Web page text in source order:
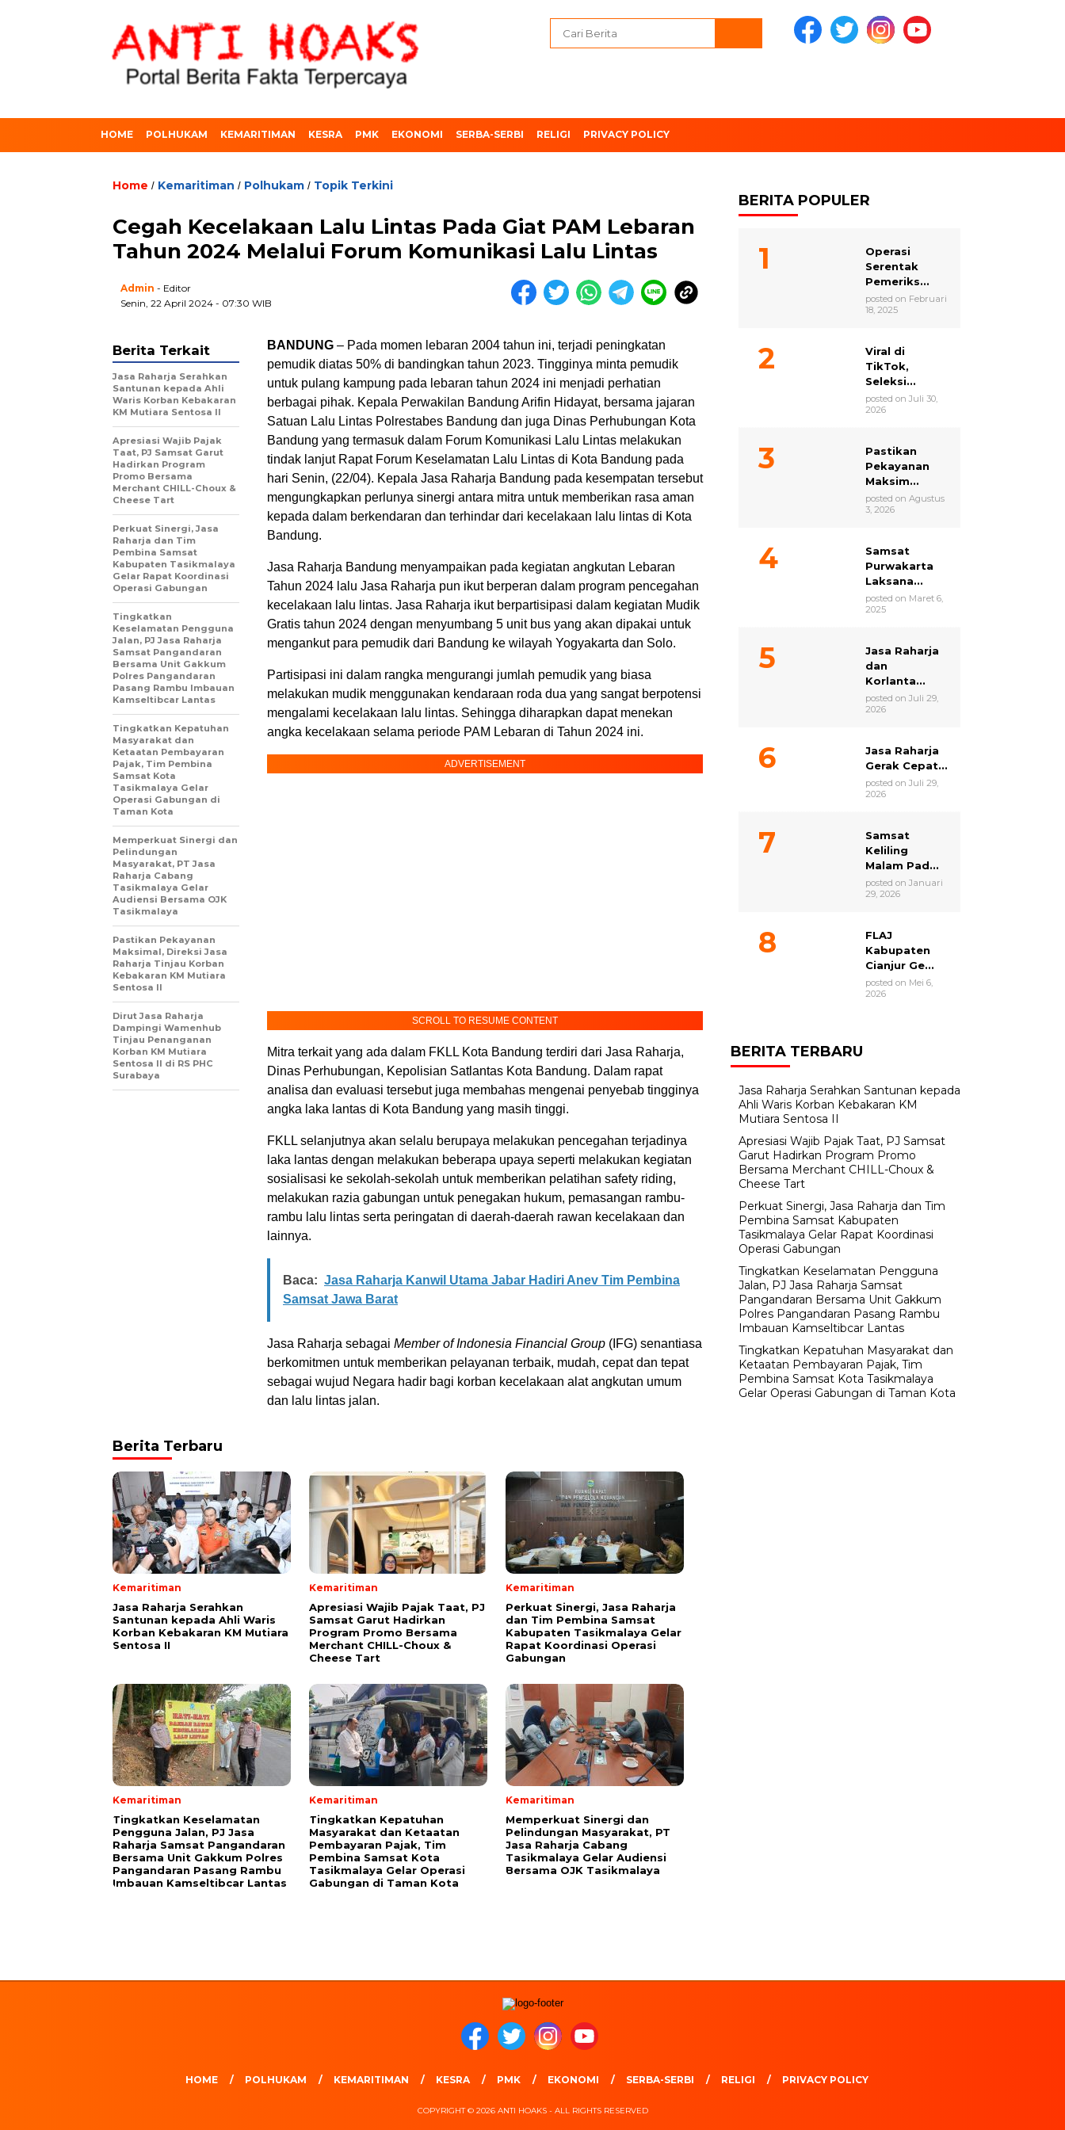
HOME POLHUKAM KEMARITIMAN KESRA PMK EKONOMI SERBA-SERBI RELIGI PRIVACY POLICY
Home / Kemaritiman / Polhukam / Topik Terkini
Cegah Kecelakaan Lalu Lintas Pada Giat PAM Lebaran
Tahun 2024 Melalui Forum Komunikasi Lalu Lintas
Admin - Editor
Senin, 22 April 2024 - 07:30 WIB
BANDUNG – Pada momen lebaran 2004 tahun ini, terjadi peningkatan
pemudik diatas 50% di bandingkan tahun 2023. Tingginya minta pemudik
untuk pulang kampung pada lebaran tahun 2024 ini menjadi perhatian
berbagai pihak. Kepala Perwakilan Bandung Arifin Hidayat, bersama jajaran
Satuan Lalu Lintas Polrestabes Bandung dan juga Dinas Perhubungan Kota
Bandung yang termasuk dalam Forum Komunikasi Lalu Lintas melakukan
tindak lanjut Rapat Forum Keselamatan Lalu Lintas di Kota Bandung pada
hari Senin, (22/04). Kepala Jasa Raharja Bandung pada kesempatan tersebut
mengungkapkan perlunya sinergi antara mitra untuk memberikan rasa aman
kepada dalam berkendaran dan terhindar dari kecelakaan lalu lintas di Kota
Bandung.
Jasa Raharja Bandung menyampaikan pada kegiatan angkutan Lebaran
Tahun 2024 lalu Jasa Raharja pun ikut berperan dalam program pencegahan
kecelakaan lalu lintas. Jasa Raharja ikut berpartisipasi dalam kegiatan Mudik
Gratis tahun 2024 dengan menyumbang 5 unit bus yang akan dipakai untuk
mengankut para pemudik dari Bandung ke wilayah Yogyakarta dan Solo.
Partisipasi ini dalam rangka mengurangi jumlah pemudik yang biasa
melakukan mudik menggunakan kendaraan roda dua yang sangat berpotensi
mengalami kecelakaan lalu lintas. Sehingga diharapkan dapat menekan
angka kecelakaan selama periode PAM Lebaran di Tahun 2024 ini.
ADVERTISEMENT
SCROLL TO RESUME CONTENT
Mitra terkait yang ada dalam FKLL Kota Bandung terdiri dari Jasa Raharja,
Dinas Perhubungan, Kepolisian Satlantas Kota Bandung. Dalam rapat
analisa dan evaluasi tersebut juga membahas mengenai penyebab tingginya
angka laka lantas di Kota Bandung yang masih tinggi.
FKLL selanjutnya akan selalu berupaya melakukan pencegahan terjadinya
laka lantas dengan melakukan beberapa upaya seperti melakukan kegiatan
sosialisasi ke sekolah-sekolah untuk memberikan pelatihan safety riding,
melakukan razia gabungan untuk penegakan hukum, pemasangan rambu-
rambu lalu lintas serta peringatan di daerah-daerah rawan kecelakaan dan
lainnya.
Baca: Jasa Raharja Kanwil Utama Jabar Hadiri Anev Tim Pembina
Samsat Jawa Barat
Jasa Raharja sebagai Member of Indonesia Financial Group (IFG) senantiasa
berkomitmen untuk memberikan pelayanan terbaik, mudah, cepat dan tepat
sebagai wujud Negara hadir bagi korban kecelakaan alat angkutan umum
dan lalu lintas jalan.
Berita Terkait
Jasa Raharja Serahkan
Santunan kepada Ahli
Waris Korban Kebakaran
KM Mutiara Sentosa II
Apresiasi Wajib Pajak
Taat, PJ Samsat Garut
Hadirkan Program
Promo Bersama
Merchant CHILL-Choux &
Cheese Tart
Perkuat Sinergi, Jasa
Raharja dan Tim
Pembina Samsat
Kabupaten Tasikmalaya
Gelar Rapat Koordinasi
Operasi Gabungan
Tingkatkan
Keselamatan Pengguna
Jalan, PJ Jasa Raharja
Samsat Pangandaran
Bersama Unit Gakkum
Polres Pangandaran
Pasang Rambu Imbauan
Kamseltibcar Lantas
Tingkatkan Kepatuhan
Masyarakat dan
Ketaatan Pembayaran
Pajak, Tim Pembina
Samsat Kota
Tasikmalaya Gelar
Operasi Gabungan di
Taman Kota
Memperkuat Sinergi dan
Pelindungan
Masyarakat, PT Jasa
Raharja Cabang
Tasikmalaya Gelar
Audiensi Bersama OJK
Tasikmalaya
Pastikan Pekayanan
Maksimal, Direksi Jasa
Raharja Tinjau Korban
Kebakaran KM Mutiara
Sentosa II
Dirut Jasa Raharja
Dampingi Wamenhub
Tinjau Penanganan
Korban KM Mutiara
Sentosa II di RS PHC
Surabaya
Berita Terbaru
Kemaritiman
Jasa Raharja Serahkan
Santunan kepada Ahli Waris
Korban Kebakaran KM Mutiara
Sentosa II
Kemaritiman
Apresiasi Wajib Pajak Taat, PJ
Samsat Garut Hadirkan
Program Promo Bersama
Merchant CHILL-Choux &
Cheese Tart
Kemaritiman
Perkuat Sinergi, Jasa Raharja
dan Tim Pembina Samsat
Kabupaten Tasikmalaya Gelar
Rapat Koordinasi Operasi
Gabungan
Kemaritiman
Tingkatkan Keselamatan
Pengguna Jalan, PJ Jasa
Raharja Samsat Pangandaran
Bersama Unit Gakkum Polres
Pangandaran Pasang Rambu
Imbauan Kamseltibcar Lantas
Kemaritiman
Tingkatkan Kepatuhan
Masyarakat dan Ketaatan
Pembayaran Pajak, Tim
Pembina Samsat Kota
Tasikmalaya Gelar Operasi
Gabungan di Taman Kota
Kemaritiman
Memperkuat Sinergi dan
Pelindungan Masyarakat, PT
Jasa Raharja Cabang
Tasikmalaya Gelar Audiensi
Bersama OJK Tasikmalaya
BERITA POPULER
Operasi
Serentak
Pemeriks...
posted on Februari
18, 2025
Viral di
TikTok,
Seleksi...
posted on Juli 30,
2026
Pastikan
Pekayanan
Maksim...
posted on Agustus
3, 2026
Samsat
Purwakarta
Laksana...
posted on Maret 6,
2025
Jasa Raharja
dan
Korlanta...
posted on Juli 29,
2026
Jasa Raharja
Gerak Cepat...
posted on Juli 29,
2026
Samsat
Keliling
Malam Pad...
posted on Januari
29, 2026
FLAJ
Kabupaten
Cianjur Ge...
posted on Mei 6,
2026
BERITA TERBARU
Jasa Raharja Serahkan Santunan kepada
Ahli Waris Korban Kebakaran KM
Mutiara Sentosa II
Apresiasi Wajib Pajak Taat, PJ Samsat
Garut Hadirkan Program Promo
Bersama Merchant CHILL-Choux &
Cheese Tart
Perkuat Sinergi, Jasa Raharja dan Tim
Pembina Samsat Kabupaten
Tasikmalaya Gelar Rapat Koordinasi
Operasi Gabungan
Tingkatkan Keselamatan Pengguna
Jalan, PJ Jasa Raharja Samsat
Pangandaran Bersama Unit Gakkum
Polres Pangandaran Pasang Rambu
Imbauan Kamseltibcar Lantas
Tingkatkan Kepatuhan Masyarakat dan
Ketaatan Pembayaran Pajak, Tim
Pembina Samsat Kota Tasikmalaya
Gelar Operasi Gabungan di Taman Kota
HOME POLHUKAM KEMARITIMAN KESRA PMK EKONOMI SERBA-SERBI RELIGI PRIVACY POLICY
COPYRIGHT © 2026 ANTI HOAKS - ALL RIGHTS RESERVED